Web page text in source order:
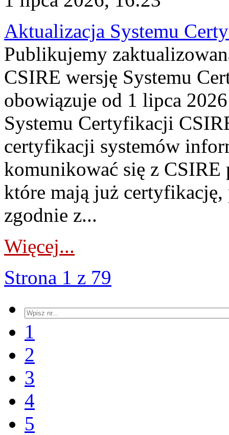
Aktualizacja Systemu
Publikujemy
CSIRE wersję Systemu
obowiązuje od 1 lipca
Systemu Certyfikacji
certyfikacji systemów
komunikować się z
które mają już
zgodnie z...
Więcej...
Strona 1 z 79
1
2
3
4
5